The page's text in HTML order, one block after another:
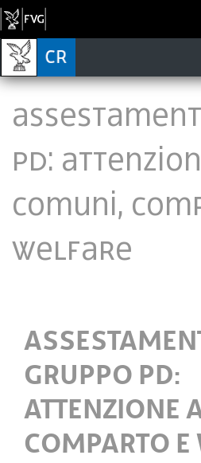
PD:
COMUNI,
WELFARE
GRUPPO PD:
ATTENZIONE
COMPARTO E